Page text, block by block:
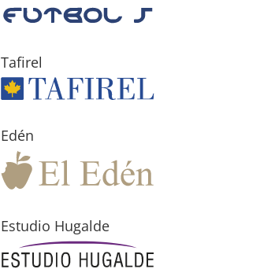
Tafirel
Edén
Estudio Hugalde